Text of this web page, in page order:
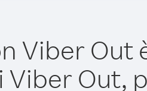
Viber Out
Out,